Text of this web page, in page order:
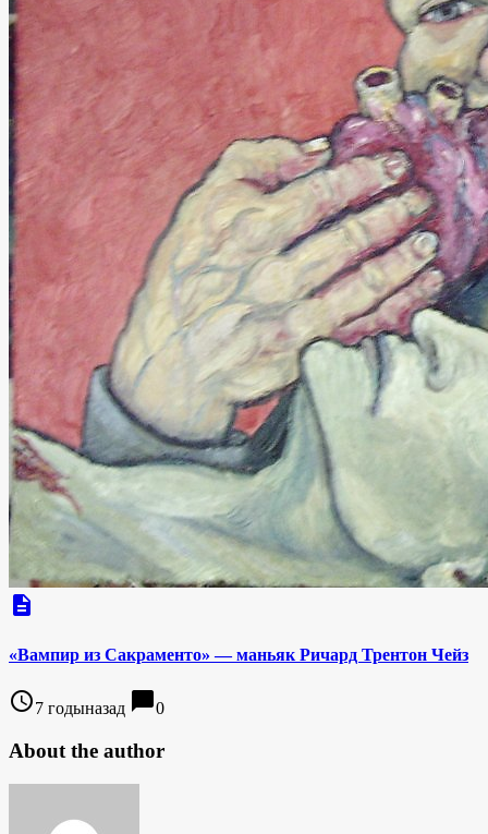
description
«Вампир из Сакраменто» — маньяк Ричард Трентон Чейз
access_time7 годыназад chat_bubble0
About the author